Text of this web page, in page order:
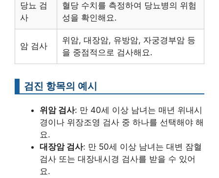
당뇨 검
사
혈당 수치를 측정하여 당뇨병의 위험
성을 확인해요.
암 검사
위암, 대장암, 유방암, 자궁경부암 등
을 중점적으로 검사해요.
검진 항목의 예시
위암 검사: 만 40세 이상 남녀는 매년 위내시
경이나 위장조영 검사 중 하나를 선택해야 해
요.
대장암 검사: 만 50세 이상 남녀는 대변 잠혈
검사 또는 대장내시경 검사를 받을 수 있어
요.